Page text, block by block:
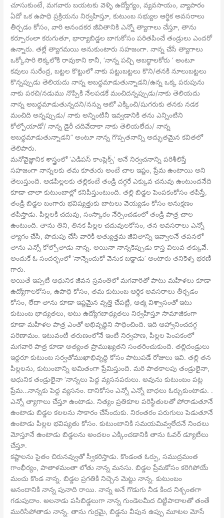
చూసుకుంటే, మగవారు బయటకు వెళ్ళి ఉద్యోగ్యం, వ్యవసాయం, వ్యాపారం
ఏదో ఒక ఉపాధి ప్రక్రియను నిర్వహిస్తూ, కుటుంబ సభ్యుల ఆర్ధిక అవసరాలు
తీర్చడం కోసం, వారి ఆనందకర జీవితానికి ఎన్నో త్యాగాలు చేస్తూ, తాను
కర్పూరంలా కరుగుతూ, భార్యాబిడ్డల బాగుకోసం పరితపించే తండ్రులు ఎందరో
ఉన్నారు. తల్లే త్యాగమయి అనుకుంటారు సహజంగా. నాన్న చేసే త్యాగాలు
ఒక్కోసారి లెక్కలోకి రావుకాని కానీ, ‘నాన్న పచ్చి అబద్ధాలకోరు ‘ అంటూ
కవులు సురేంద్ర, బట్టల కొట్టులో నాకు పట్టుబట్టలు కొని/తనకి నూలుబట్టలు
కొన్నప్పుడు తెలియదు నాన్న అబద్ధమాడుతున్నాడని/ఉన్న ఒక్క పరుపును
నాకు పరచి/నడుము నొప్పికి నేలపడకే మంచిదన్నప్పుడు/నాకు తెలియదు
నాన్న అబద్ధమాడుతున్నదని/నన్ను ఆటో ఎక్కించి/షుగరుకు తనకు నడక
మంచిది అన్నప్పుడు/ నాకు అన్నింటినీ ఇవ్వడానికి తను ఎన్నింటిని
కోల్ఫోయాడో/ నాన్న డైరీ చదివేదాకా నాకు తెలియలేదు/ నాన్న
అబద్ధమాడుతున్నాడని” అంటూ నాన్న గొప్పతనాన్ని అద్భుతమైన కవితలో
తెలిపారు.
మనోవైజ్ఞానిక శాస్త్రంలో ‘ఎడిపస్ కాంప్లెక్స్’ అనే నిర్వచనాన్ని పరిశీలిస్తే
సహజంగా నాన్నలకు తమ కూతురు అంటే చాల ఇష్టం, ప్రేమ ఉంటాయి అని
తెలుస్తుంది. ఆడపిల్లలకు తల్లికంటే తండ్రి దగ్గరే ఎక్కువ చనువు ఉంటుందనేది
కూడా చాలా కుటుంబాల్లో కనిపిస్తుంటుంది. తల్లి బిడ్డల పెంపకంకోసం తపిస్తే,
తండ్రి బిడ్డల బంగారు భవిష్యత్తుకు బాటలు వెయ్యడం కోసం అనుక్షణం
తపిస్తాడు. పిల్లలకి చదువు, సంస్కారం నేర్పించడంలో తండ్రి పాత్ర చాల
ఉంటుంది. తాను తిని, తినక పిల్లల చదువులకోసం, తన అవసరాలు ఎన్నో
త్యాగం చేసి, పొదుపు చేసి వారికి అత్యుత్తమ జీవితాన్ని ఇవ్వాలనే తపనలో
తాను ఎన్నో కోల్పోతాడు నాన్న. అయినా నాన్నకెప్పుడు కాస్త విలువ తక్కువే.
అందుకే ఓ సందర్భంలో ‘నాన్నెందుకో వెనుక బడ్డాడు’ అంటారు తనికెళ్ళ భరణి
గారు.
అయితే ఇప్పటి ఆధునిక జీవన స్రవంతిలో మగవారితో పాటు మహిళలు కూడా
ఉద్యోగాలకోసం, ఉపాధి కోసం, తమ కుటుంబ ఆర్ధిక అవసరాలు తీర్చడం
కోసం, లేదా తాను కూడా ఇష్టమైన వృత్తి చేపట్టి, ఆత్మ విశ్వాసంతో ఇటు
కుటుంబ భాద్యతలు, అటు ఉద్యోగబాధ్యతలు నిర్వహిస్తూ సామాజికంగా
కూడా మహిళల పాత్ర ఎంతో అభివృద్ధిని సాధించింది. ఇది ఆహ్వానించదగ్గ
పరిణామం. ఇటువంటి తరుణంలోనే ఇంటి నిర్వహణ, పిల్లల పెంపకంలో
మగవారి పాత్ర కూడా అత్యంత ప్రాముఖ్యతని సంతరించుకుంది. తల్లిదండ్రులు
ఇద్దరూ కుటుంబ సర్వతోముఖాభివృద్ధి కోసం పాటుపడే రోజులు ఇవి. తల్లి తన
పిల్లలను, కుటుంబాన్ని అమితంగా ప్రేమిస్తుంది. మరి పాతకాలపు తండ్రులైనా,
ఆధునిక తండ్రులైనా ‘నాన్నలు పెద్ద వ్యసనపరులు. అవును కుటుంబం పట్ల
ప్రేమ…నాన్నకు పెద్ద వ్యసనం. దానికోసం ఎన్నో ఎన్నో బాధలు ఓర్చుకుంటాడు. .
ఎన్నో త్యాగాలు చేస్తూ ఉంటాడు. నిత్యం ప్రతికూల పరిస్థితులతో పోరాడుతూనే
ఉంటాడు బిడ్డల కలలను సాకారం చేసేందుకు. నిరంతరం పరుగులు పెడుతూనే
ఉంటాడు పిల్లల భవిష్యతు కోసం. కుటుంబానికి సమయమివ్వలేదనే నిందలు
మోస్తూనే ఉంటాడు బిడ్డలను అందలం ఎక్కించడానికి తాను ఓవర్ డ్యూటీలు
చేస్తూ.
కష్టాలను సైతం చిరునవ్వుతో స్వీకరిస్తాడు. కొండంత ఓర్పు, సముద్రమంత
గాంభీర్యం, పాతాళమంతా లోతు నాన్న మనసు. బిడ్డల ప్రేమకోసం కరిగిపోయే
మంచు కొండ నాన్న. బిడ్డల ప్రగతికి నిచ్చెన మెట్టు నాన్న. కుటుంబం
ఆనందానికి నాన్న పునాది రాయి. నాన్న అనే గొడుగు నీడ కింద నిశ్చంతగా
గడుపుదాం. అలనాడు పసిబిడ్డలుగా నాన్న గుండెలమీద చిట్టిపాదాలతో తంతే
మురిసిపోతాడు నాన్న. తాను గుర్రమై, బిడ్డను వీపున ఉప్పు మూటల మోసే